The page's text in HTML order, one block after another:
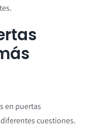
en puertas
cuestiones.